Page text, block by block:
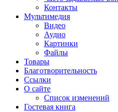
Контакты
Мультимедия
Видео
Аудио
Картинки
Файлы
Товары
Благотворительность
Ссылки
О сайте
Список изменений
Гостевая книга